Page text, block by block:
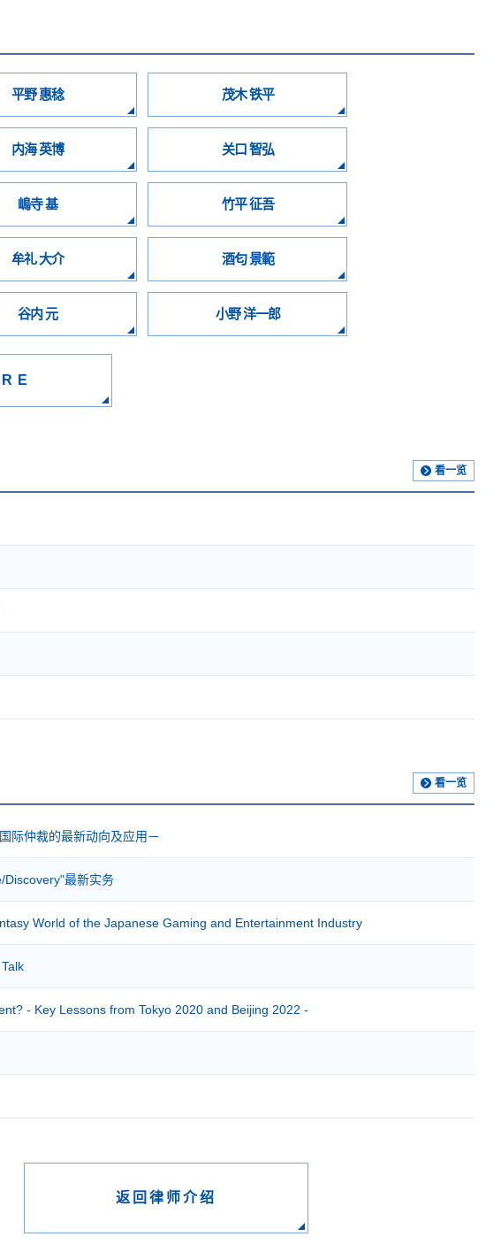
平野 惠稔 茂木 铁平
内海 英博 关口 智弘
嶋寺 基 竹平 征吾
牟礼 大介 酒匂 景範
谷内 元 小野 洋一郎
看一览
看一览
际仲裁的最新动向及应用－
Discovery"最新实务
World of the Japanese Gaming and Entertainment Industry
- Key Lessons from Tokyo 2020 and Beijing 2022 -
返回律师介绍